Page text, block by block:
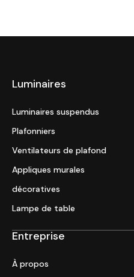
Luminaires
Luminaires suspendus
Plafonniers
Ventilateurs de plafond
Appliques murales
décoratives
Lampe de table
Entreprise
À propos